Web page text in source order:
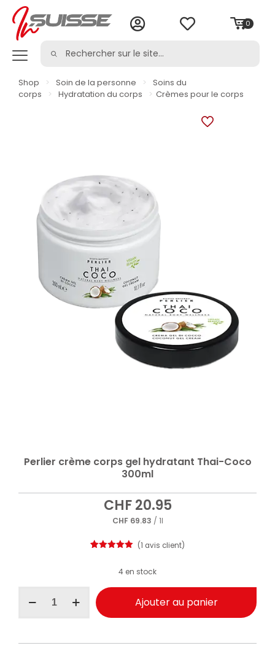
0
Shop > Soin de la personne >
Soins du
corps
> Hydratation du corps > Crèmes pour le corps
Perlier crème corps gel hydratant Thai-Coco
300ml
CHF20.95
CHF69.83 / 1l
basé sur
client
(1 avis client)
4 en stock
Ajouter au panier